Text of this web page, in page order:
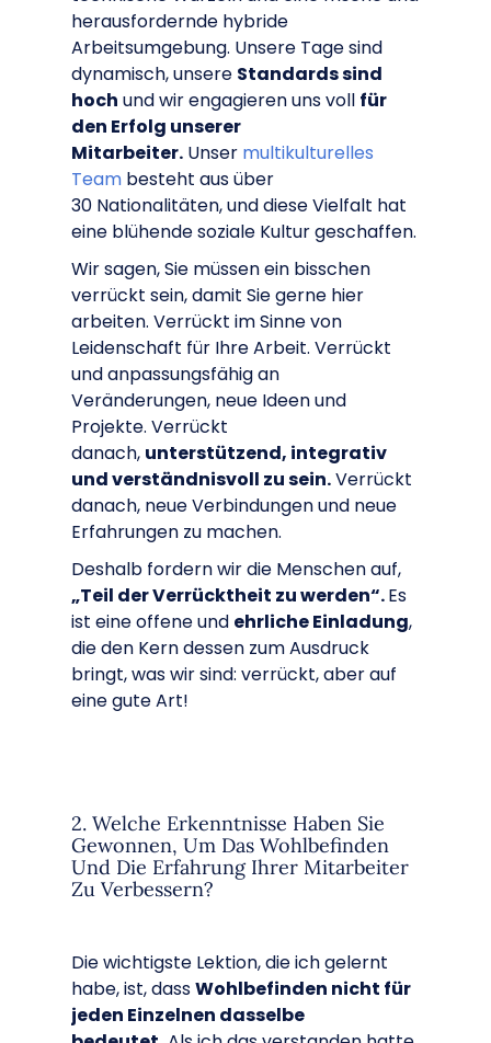
herausfordernde hybride
Arbeitsumgebung. Unsere Tage sind
dynamisch, unsere Standards sind
hoch und wir engagieren uns voll für
den Erfolg unserer
Mitarbeiter. Unser multikulturelles
Team besteht aus über
30 Nationalitäten, und diese Vielfalt hat
eine blühende soziale Kultur geschaffen.
Wir sagen, Sie müssen ein bisschen
verrückt sein, damit Sie gerne hier
arbeiten. Verrückt im Sinne von
Leidenschaft für Ihre Arbeit. Verrückt
und anpassungsfähig an
Veränderungen, neue Ideen und
Projekte. Verrückt
danach, unterstützend, integrativ
und verständnisvoll zu sein.Verrückt
danach, neue Verbindungen und neue
Erfahrungen zu machen.
Deshalb fordern wir die Menschen auf,
„Teil der Verrücktheit zu werden“.Es
ist eine offene und ehrliche Einladung,
die den Kern dessen zum Ausdruck
bringt, was wir sind: verrückt, aber auf
eine gute Art!
2. Welche Erkenntnisse Haben Sie
Gewonnen, Um Das Wohlbefinden
Und Die Erfahrung Ihrer Mitarbeiter
Zu Verbessern?
Die wichtigste Lektion, die ich gelernt
habe, ist, dassWohlbefinden nicht für
jeden Einzelnen dasselbe